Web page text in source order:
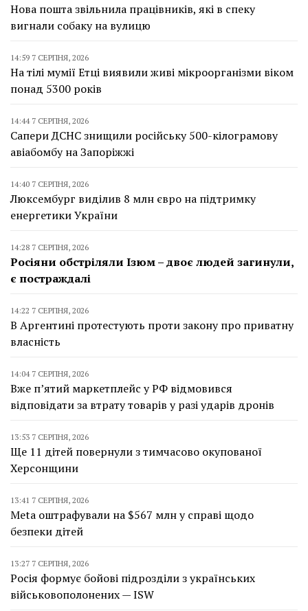
Нова пошта звільнила працівників, які в спеку
вигнали собаку на вулицю
14:59 7 СЕРПНЯ, 2026
На тілі мумії Етці виявили живі мікроорганізми віком
понад 5300 років
14:44 7 СЕРПНЯ, 2026
Сапери ДСНС знищили російську 500-кілограмову
авіабомбу на Запоріжжі
14:40 7 СЕРПНЯ, 2026
Люксембург виділив 8 млн євро на підтримку
енергетики України
14:28 7 СЕРПНЯ, 2026
Росіяни обстріляли Ізюм – двоє людей загинули,
є постраждалі
14:22 7 СЕРПНЯ, 2026
В Аргентині протестують проти закону про приватну
власність
14:04 7 СЕРПНЯ, 2026
Вже п’ятий маркетплейс у РФ відмовився
відповідати за втрату товарів у разі ударів дронів
13:53 7 СЕРПНЯ, 2026
Ще 11 дітей повернули з тимчасово окупованої
Херсонщини
13:41 7 СЕРПНЯ, 2026
Meta оштрафували на $567 млн у справі щодо
безпеки дітей
13:27 7 СЕРПНЯ, 2026
Росія формує бойові підрозділи з українських
військовополонених — ISW